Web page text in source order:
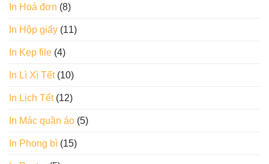
In Hoá đơn (8)
In Hộp giấy (11)
In Kẹp file (4)
In Lì Xì Tết(10)
In Lịch Tết(12)
In Mác quần áo (5)
In Phong bì (15)